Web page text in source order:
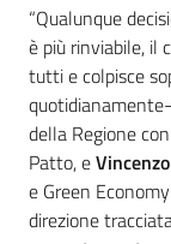
“Qualunque
è più rinviabile, il
tutti e colpisce
della Regione
Patto, e
e Green
direzione